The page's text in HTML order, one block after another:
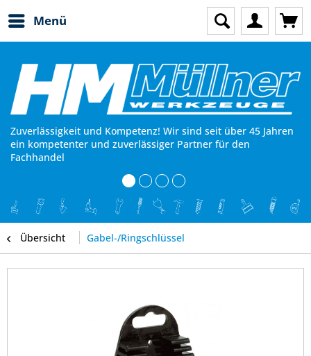
Menü
Zuverlässigkeit und Kompetenz! Wir sind seit über 45 Jahren
ein kompetenter und zuverlässiger Partner für den
Fachhandel
Übersicht Gabel-/Ringschlüssel